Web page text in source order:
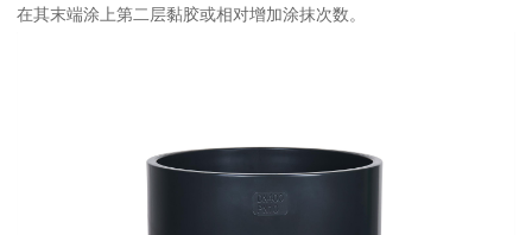
在其末端涂上第二层黏胶或相对增加涂抹次数。